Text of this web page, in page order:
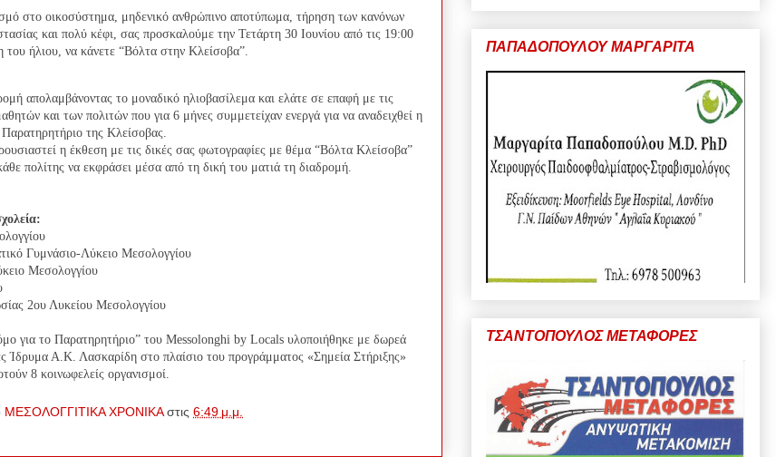
στο οικοσύστημα, μηδενικό ανθρώπινο αποτύπωμα, τήρηση των κανόνων
και πολύ κέφι, σας προσκαλούμε την Τετάρτη 30 Ιουνίου από τις 19:00
του ήλιου, να κάνετε “Βόλτα στην Κλείσοβα”.
απολαμβάνοντας το μοναδικό ηλιοβασίλεμα και ελάτε σε επαφή με τις
και των πολιτών που για 6 μήνες συμμετείχαν ενεργά για να αναδειχθεί η
της Κλείσοβας.
η έκθεση με τις δικές σας φωτογραφίες με θέμα “Βόλτα Κλείσοβα”
πολίτης να εκφράσει μέσα από τη δική του ματιά τη διαδρομή.
Γυμνάσιο-Λύκειο Μεσολογγίου
Μεσολογγίου
2ου Λυκείου Μεσολογγίου
για το Παρατηρητήριο” του Messolonghi by Locals υλοποιήθηκε με δωρεά
Ίδρυμα Α.Κ. Λασκαρίδη στο πλαίσιο του προγράμματος «Σημεία Στήριξης»
8 κοινωφελείς οργανισμοί.
ΜΕΣΟΛΟΓΓΙΤΙΚΑ ΧΡΟΝΙΚΑ στις 6:49 μ.μ.
ΠΑΠΑΔΟΠΟΥΛΟΥ ΜΑΡΓΑΡΙΤΑ
ΤΣΑΝΤΟΠΟΥΛΟΣ ΜΕΤΑΦΟΡΕΣ